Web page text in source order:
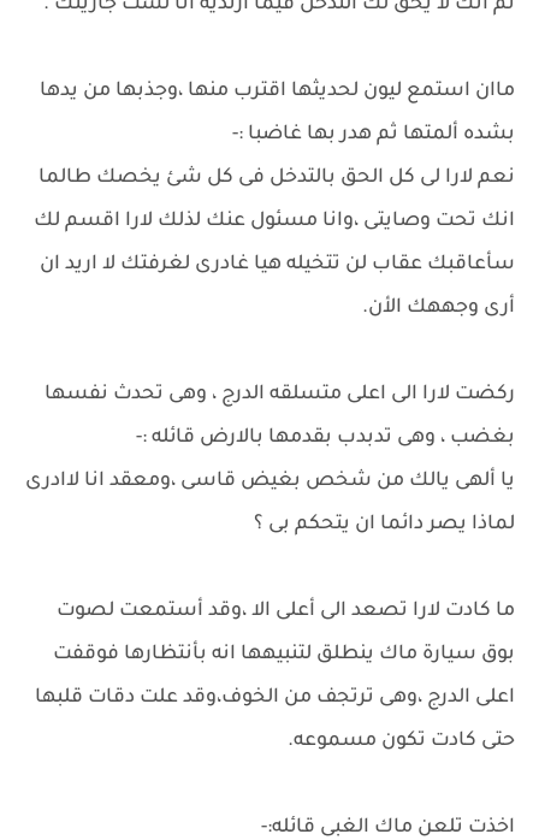
ثم انك لا يحق لك التدخل فيما أرتديه انا لست جاريتك .
ماان استمع ليون لحديثها اقترب منها ،وجذبها من يدها
بشده ألمتها ثم هدر بها غاضبا :-
نعم لارا لى كل الحق بالتدخل فى كل شئ يخصك طالما
انك تحت وصايتى ،وانا مسئول عنك لذلك لارا اقسم لك
سأعاقبك عقاب لن تتخيله هيا غادرى لغرفتك لا اريد ان
أرى وجههك الأن.
ركضت لارا الى اعلى متسلقه الدرج ، وهى تحدث نفسها
بغضب ، وهى تدبدب بقدمها بالارض قائله :-
يا ألهى يالك من شخص بغيض قاسى ،ومعقد انا لاادرى
لماذا يصر دائما ان يتحكم بى ؟
ما كادت لارا تصعد الى أعلى الا ،وقد أستمعت لصوت
بوق سيارة ماك ينطلق لتنبيهها انه بأنتظارها فوقفت
اعلى الدرج ،وهى ترتجف من الخوف،وقد علت دقات قلبها
حتى كادت تكون مسموعه.
اخذت تلعن ماك الغبى قائله:-